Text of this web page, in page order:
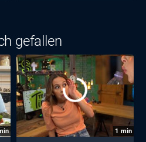
gefallen
1 min